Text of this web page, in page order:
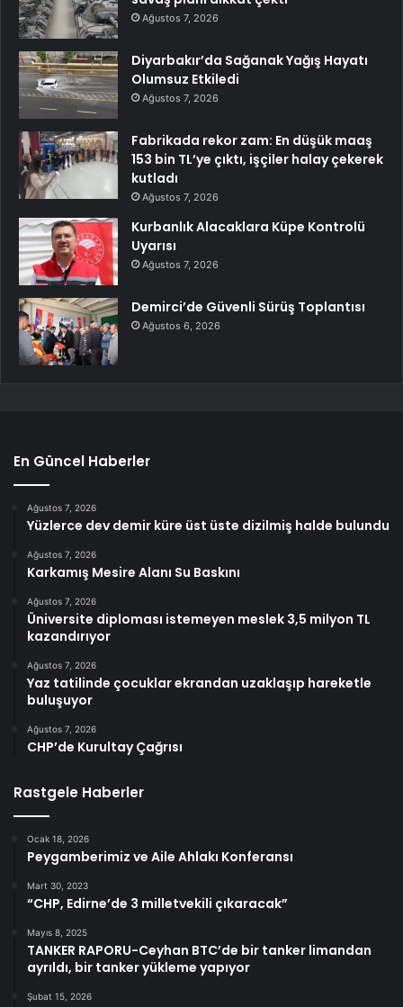
Ağustos 7, 2026
Diyarbakır’da Sağanak Yağış Hayatı
Olumsuz Etkiledi
Ağustos 7, 2026
Fabrikada rekor zam: En düşük maaş
153 bin TL’ye çıktı, işçiler halay çekerek
kutladı
Ağustos 7, 2026
Kurbanlık Alacaklara Küpe Kontrolü
Uyarısı
Ağustos 7, 2026
Demirci’de Güvenli Sürüş Toplantısı
Ağustos 6, 2026
En Güncel Haberler
Ağustos 7, 2026
Yüzlerce dev demir küre üst üste dizilmiş halde bulundu
Ağustos 7, 2026
Karkamış Mesire Alanı Su Baskını
Ağustos 7, 2026
Üniversite diploması istemeyen meslek 3,5 milyon TL
kazandırıyor
Ağustos 7, 2026
Yaz tatilinde çocuklar ekrandan uzaklaşıp hareketle
buluşuyor
Ağustos 7, 2026
CHP’de Kurultay Çağrısı
Rastgele Haberler
Ocak 18, 2026
Peygamberimiz ve Aile Ahlakı Konferansı
Mart 30, 2023
“CHP, Edirne’de 3 milletvekili çıkaracak”
Mayıs 8, 2025
TANKER RAPORU-Ceyhan BTC’de bir tanker limandan
ayrıldı, bir tanker yükleme yapıyor
Şubat 15, 2026